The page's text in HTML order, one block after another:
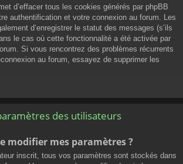
d’effacer tous les cookies générés par phpBB
authentification et votre connexion au forum. Les
d’enregistrer le statut des messages (s’ils
le cas où cette fonctionnalité a été activée par
Si vous rencontrez des problèmes récurrents
au forum, essayez de supprimer les
des utilisateurs
modifier mes paramètres ?
inscrit, tous vos paramètres sont stockés dans